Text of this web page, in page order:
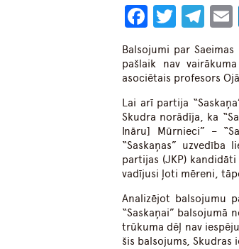
Balsojumi par
pašlaik nav
asociētais profesors
Lai arī partija
Skudra norādīja, ka
Ināru] Mūrnieci” –
“Saskaņas”
partijas (JKP)
vadījusi ļoti mēreni,
Analizējot balsojumu
“Saskaņai” balsojumā
trūkuma dēļ nav
šis balsojums, Skudras